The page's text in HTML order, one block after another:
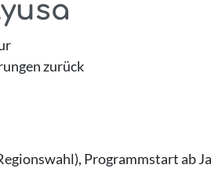
zurück
Programmstart ab